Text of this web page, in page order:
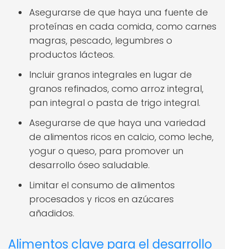
Asegurarse de que haya una fuente de
proteínas en cada comida, como carnes
magras, pescado, legumbres o
productos lácteos.
Incluir granos integrales en lugar de
granos refinados, como arroz integral,
pan integral o pasta de trigo integral.
Asegurarse de que haya una variedad
de alimentos ricos en calcio, como leche,
yogur o queso, para promover un
desarrollo óseo saludable.
Limitar el consumo de alimentos
procesados y ricos en azúcares
añadidos.
Alimentos clave para el desarrollo